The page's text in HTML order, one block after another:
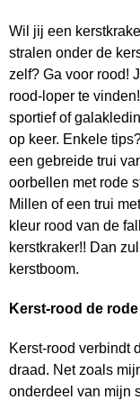
Wil jij een
stralen onder de
zelf? Ga voor rood!
rood-loper te
sportief of
op keer. Enkele
een gebreide trui
oorbellen met rode
Millen of een trui
kleur rood van de
kerstkraker!! Dan
kerstboom.
Kerst-rood de
Kerst-rood verbindt
draad. Net zoals
onderdeel van mijn